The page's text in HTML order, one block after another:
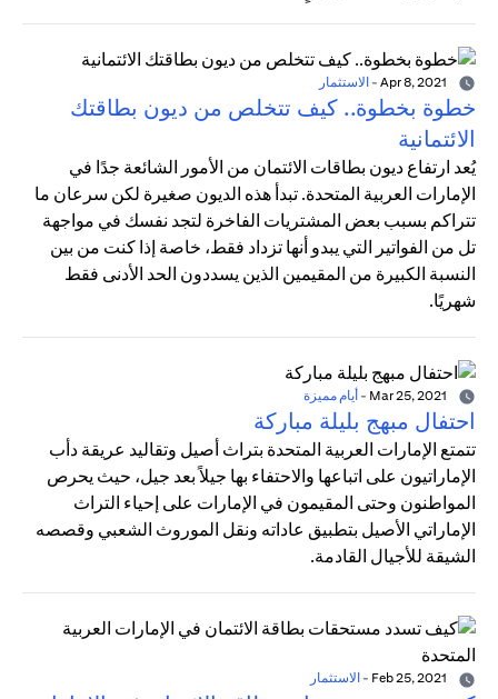
- الاستثمار
خطوة بخطوة.. كيف تتخلص من ديون بطاقتك
الائتمانية
يُعد ارتفاع ديون بطاقات الائتمان من الأمور الشائعة جدًا في
الإمارات العربية المتحدة. تبدأ هذه الديون صغيرة لكن سرعان ما
تتراكم بسبب بعض المشتريات الفاخرة لتجد نفسك في مواجهة
تل من الفواتير التي يبدو أنها تزداد فقط، خاصة إذا كنت من بين
النسبة الكبيرة من المقيمين الذين يسددون الحد الأدنى فقط
شهريًا.
- أيام مميزة
احتفال مبهج بليلة مباركة
تتمتع الإمارات العربية المتحدة بتراث أصيل وتقاليد عريقة دأب
الإماراتيون على اتباعها والاحتفاء بها جيلاً بعد جيل، حيث يحرص
المواطنون وحتى المقيمون في الإمارات على إحياء التراث
الإماراتي الأصيل بتطبيق عاداته ونقل الموروث الشعبي وقصصه
الشيقة للأجيال القادمة.
- الاستثمار